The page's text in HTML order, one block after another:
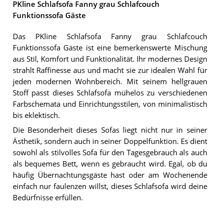
PKline Schlafsofa Fanny grau Schlafcouch
Funktionssofa Gäste
Das PKline Schlafsofa Fanny grau Schlafcouch
Funktionssofa Gäste ist eine bemerkenswerte Mischung
aus Stil, Komfort und Funktionalität. Ihr modernes Design
strahlt Raffinesse aus und macht sie zur idealen Wahl für
jeden modernen Wohnbereich. Mit seinem hellgrauen
Stoff passt dieses Schlafsofa mühelos zu verschiedenen
Farbschemata und Einrichtungsstilen, von minimalistisch
bis eklektisch.
Die Besonderheit dieses Sofas liegt nicht nur in seiner
Ästhetik, sondern auch in seiner Doppelfunktion. Es dient
sowohl als stilvolles Sofa für den Tagesgebrauch als auch
als bequemes Bett, wenn es gebraucht wird. Egal, ob du
häufig Übernachtungsgäste hast oder am Wochenende
einfach nur faulenzen willst, dieses Schlafsofa wird deine
Bedürfnisse erfüllen.